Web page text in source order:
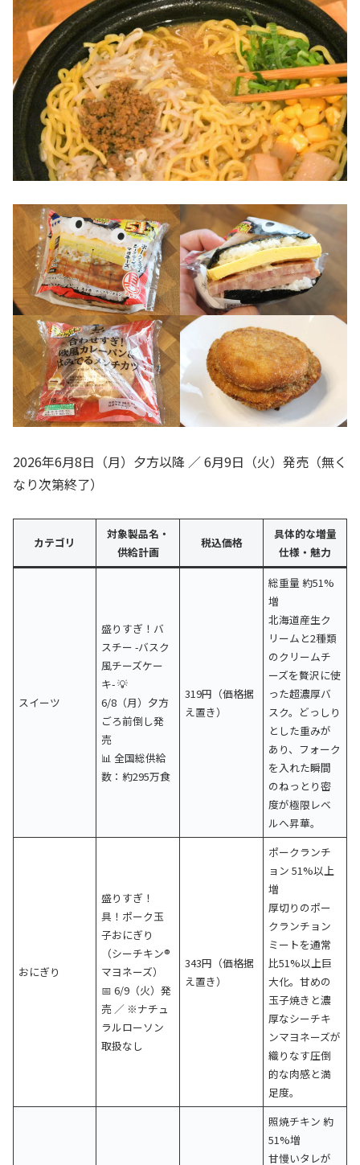
2026年6月8日（月）夕方以降 ／ 6月9日（火）発売（無く
なり次第終了）
カテゴリ
対象製品名・
供給計画
税込価格
具体的な増量
仕様・魅力
スイーツ
盛りすぎ！バ
スチー -バスク
風チーズケー
キ- 💡
6/8（月）夕方
ごろ前倒し発
売
📊 全国総供給
数：約295万食
319円（価格据
え置き）
総重量 約51%
増
北海道産生ク
リームと2種類
のクリームチ
ーズを贅沢に使
った超濃厚バ
スク。どっしり
とした重みが
あり、フォーク
を入れた瞬間
のねっとり密
度が極限レベ
ルへ昇華。
おにぎり
盛りすぎ！
具！ポーク玉
子おにぎり
（シーチキン®
マヨネーズ）
📅 6/9（火）発
売 ／ ※ナチュ
ラルローソン
取扱なし
343円（価格据
え置き）
ポークランチ
ョン 51%以上
増
厚切りのポー
クランチョン
ミートを通常
比51%以上巨
大化。甘めの
玉子焼きと濃
厚なシーチキ
ンマヨネーズが
織りなす圧倒
的な肉感と満
足度。
照焼チキン 約
51%増
甘慢いタレが